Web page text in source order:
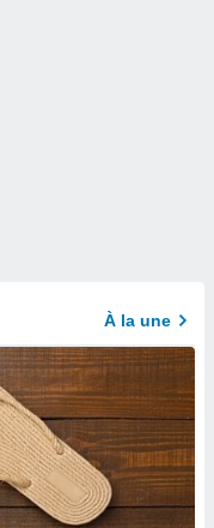
À la une